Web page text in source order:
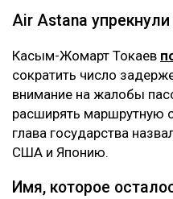
Air Astana упрекнули
Касым-Жомарт Токаев
сократить число
внимание на жалобы
расширять маршрутную
глава государства
США и Японию.
Имя, которое